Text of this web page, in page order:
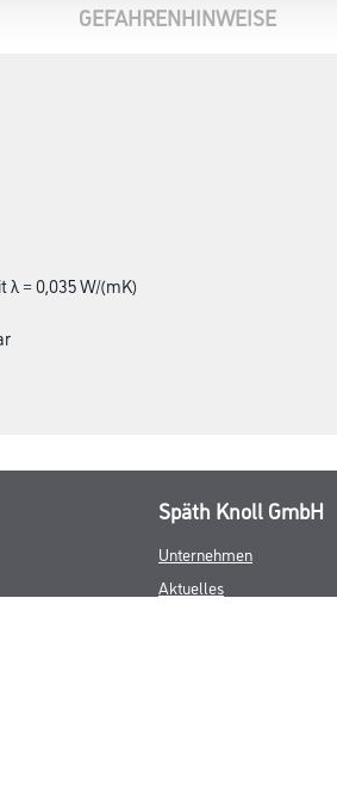
GEFAHRENHINWEISE
= 0,035 W/(mK)
Späth Knoll GmbH
Unternehmen
Aktuelles